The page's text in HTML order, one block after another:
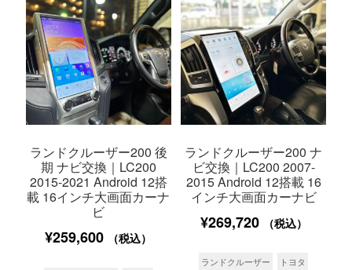
ランドクルーザー200 後
期 ナビ交換｜LC200
2015-2021 Android 12搭
載 16インチ大画面カーナ
ビ
¥259,600 （税込）
ランドクルーザー200 ナ
ビ交換｜LC200 2007-
2015 Android 12搭載 16
インチ大画面カーナビ
¥269,720 （税込）
ランドクルーザー
トヨタ